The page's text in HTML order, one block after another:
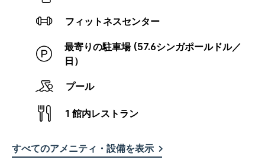
フィットネスセンター
最寄りの駐車場 (57.6シンガポールドル／
日）
プール
1 館内レストラン
すべてのアメニティ・設備を表示